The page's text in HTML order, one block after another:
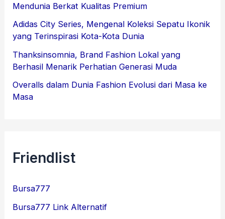
Mendunia Berkat Kualitas Premium
Adidas City Series, Mengenal Koleksi Sepatu Ikonik
yang Terinspirasi Kota-Kota Dunia
Thanksinsomnia, Brand Fashion Lokal yang
Berhasil Menarik Perhatian Generasi Muda
Overalls dalam Dunia Fashion Evolusi dari Masa ke
Masa
Friendlist
Bursa777
Bursa777 Link Alternatif